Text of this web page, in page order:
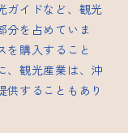
ガイドなど、観光
分を占めていま
を購入すること
、観光産業は、沖
することもあり